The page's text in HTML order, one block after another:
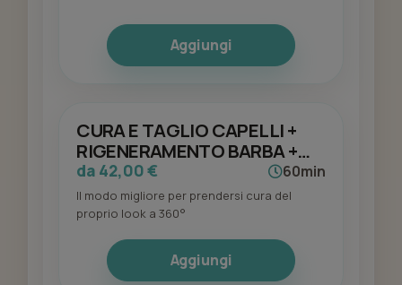
Aggiungi
CURA E TAGLIO CAPELLI +
RIGENERAMENTO BARBA +
TAGLIO BARBA MODELLATA
A FORBICE
da 42,00 € 60min
Il modo migliore per prendersi cura del
proprio look a 360°
Aggiungi